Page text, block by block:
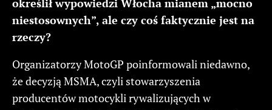
niestosownych”, ale czy coś faktycznie jest na
rzeczy?
Organizatorzy MotoGP poinformowali niedawno,
że decyzją MSMA, czyli stowarzyszenia
producentów motocykli rywalizujących w